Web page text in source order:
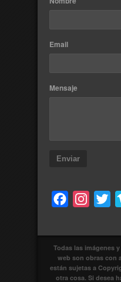
Email
Mensaje
Enviar
Facebook
Todas las imágenes
web son obras con
están sujetas a
otra cosa. Si desea